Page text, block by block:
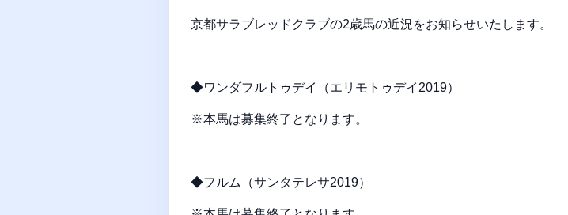
京都サラブレッドクラブの2歳馬の近況をお知らせいたします。
◆ワンダフルトゥデイ（エリモトゥデイ2019）
※本馬は募集終了となります。
◆フルム（サンタテレサ2019）